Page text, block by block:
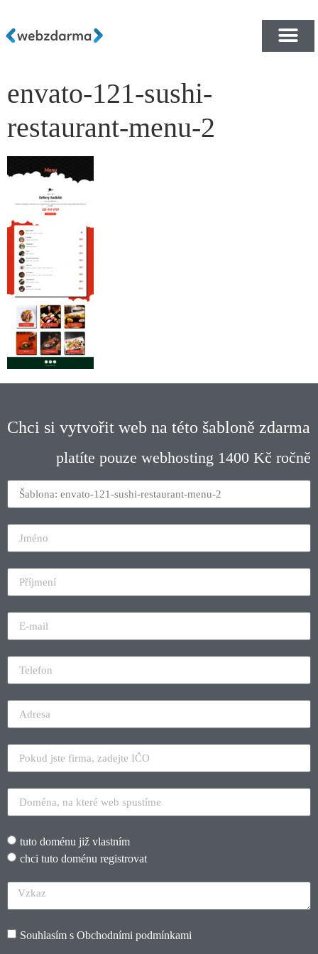
envato-121-sushi-
restaurant-menu-2
Chci si vytvořit web na této šabloně zdarma
platíte pouze webhosting 1400 Kč ročně
tuto doménu již vlastním
chci tuto doménu registrovat
Souhlasím s Obchodními podmínkami